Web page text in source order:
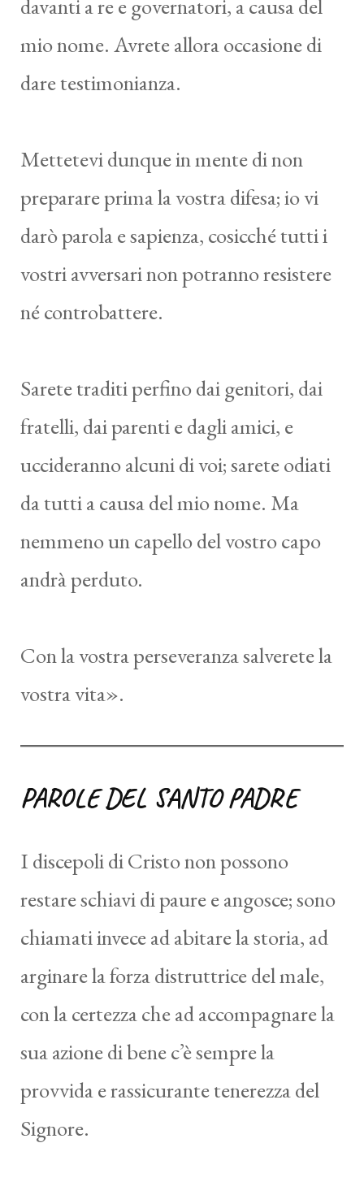
davanti a re e governatori, a causa del
mio nome. Avrete allora occasione di
dare testimonianza.
Mettetevi dunque in mente di non
preparare prima la vostra difesa; io vi
darò parola e sapienza, cosicché tutti i
vostri avversari non potranno resistere
né controbattere.
Sarete traditi perfino dai genitori, dai
fratelli, dai parenti e dagli amici, e
uccideranno alcuni di voi; sarete odiati
da tutti a causa del mio nome. Ma
nemmeno un capello del vostro capo
andrà perduto.
Con la vostra perseveranza salverete la
vostra vita».
PAROLE DEL SANTO PADRE
I discepoli di Cristo non possono
restare schiavi di paure e angosce; sono
chiamati invece ad abitare la storia, ad
arginare la forza distruttrice del male,
con la certezza che ad accompagnare la
sua azione di bene c’è sempre la
provvida e rassicurante tenerezza del
Signore.